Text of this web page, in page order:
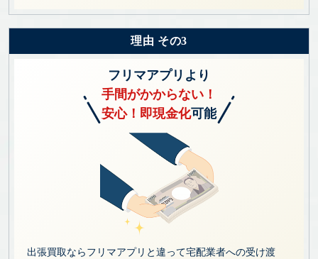
理由 その3
フリマアプリより
手間がかからない！
安心！即現金化可能
出張買取ならフリマアプリと違って宅配業者への受け渡